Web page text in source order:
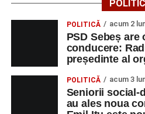
SERVICII SRL
NECALIFICAT
MONTAREA
PIESELOR
SC SALV METAL
SRL
MASINIST
MASINI
SPECIALE DE
ASCHIERE
POLITICĂ acum 2
PSD Sebeș are
conducere:
președinte al
POLITICĂ acum 3
Seniorii social-
au ales noua